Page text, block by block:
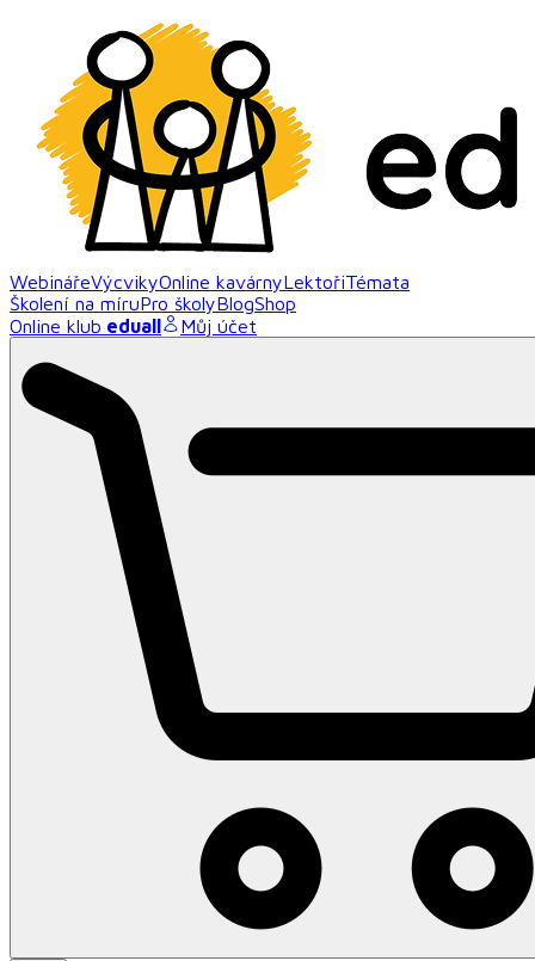
WebinářeVýcvikyOnline kavárnyLektořiTémata
Školení na míruPro školyBlogShop
Online klub eduall Můj účet